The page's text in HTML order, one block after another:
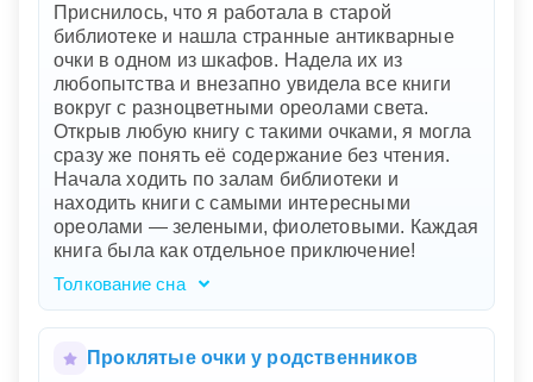
и веселье указывают на желание
расслабиться и насладиться моментом,
однако потерянные очки говорят о
неуверенности или страхе пропустить важные
детали. Горячий песок и туристы
символизируют внешние обстоятельства,
которые мешают вам сосредоточиться и
найти решение. Ваши тщетные поиски очков
среди ракушек и камушков могут означать, что
вы сталкиваетесь с мелкими препятствиями
или отвлекающими факторами в реальной
жизни.
Приснилось, что я работала в старой
библиотеке и нашла странные антикварные
очки в одном из шкафов. Надела их из
любопытства и внезапно увидела все книги
вокруг с разноцветными ореолами света.
Открыв любую книгу с такими очками, я могла
сразу же понять её содержание без чтения.
Начала ходить по залам библиотеки и
находить книги с самыми интересными
ореолами — зелеными, фиолетовыми. Каждая
книга была как отдельное приключение!
Толкование сна
Этот сон говорит о вашем поиске знаний и
новых возможностей. Старая библиотека
символизирует мудрость и накопленный опыт,
Проклятые очки у родственников